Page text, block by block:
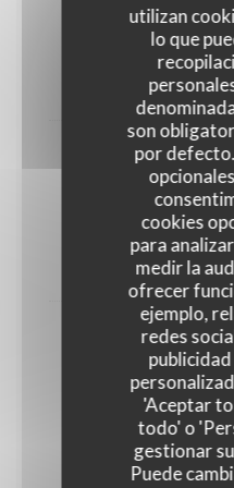
utilizan
lo que
son
por
cookies
para
medir la
ofrecer
ejemplo,
redes
'Aceptar
todo' o
gestionar
Puede
Flambées au
GLUTEN
Huîtres, saumon
MARISCOS